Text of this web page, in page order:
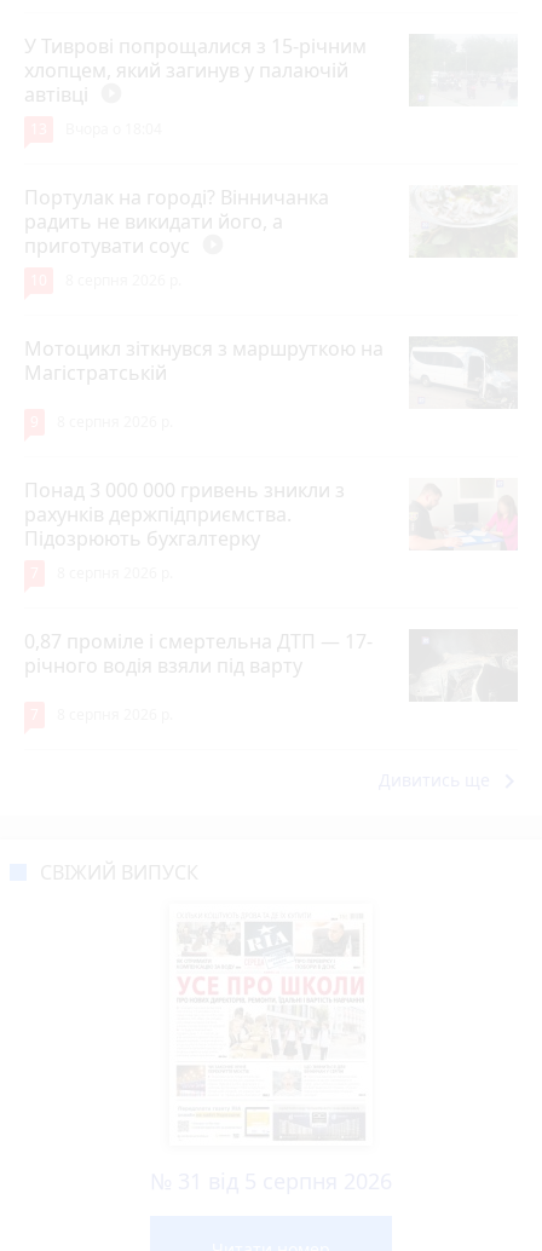
У Тиврові попрощалися з 15-річним
хлопцем, який загинув у палаючій
автівці
Портулак на городі? Вінничанка
радить не викидати його, а
приготувати соус
Мотоцикл зіткнувся з маршруткою на
Магістратській
Понад 3 000 000 гривень зникли з
рахунків держпідприємства.
Підозрюють бухгалтерку
0,87 проміле і смертельна ДТП — 17-
річного водія взяли під варту